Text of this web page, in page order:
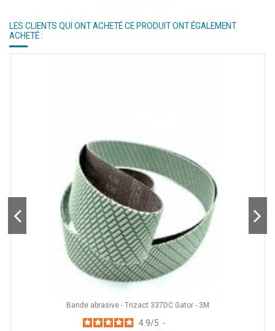
LES CLIENTS QUI ONT ACHETÉ CE PRODUIT ONT ÉGALEMENT
ACHETÉ :
Bande abrasive - Trizact 337DC Gator - 3M
4.9/5 -